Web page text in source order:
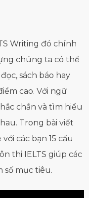
Writing đó chính
chúng ta có thể
sách báo hay
cao. Với ngữ
chắn và tìm hiểu
Trong bài viết
các bạn 15 cấu
thi IELTS giúp các
số mục tiêu.